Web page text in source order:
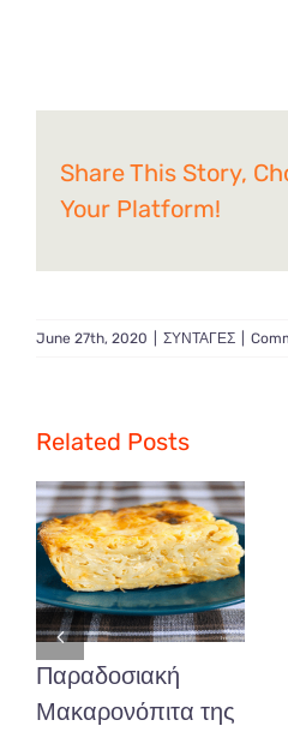
Share This Story,
Your Platform!
June 27th, 2020 ΣΥΝΤΑΓΕΣ
Related Posts
Παραδοσιακή
Μακαρονόπιτα της